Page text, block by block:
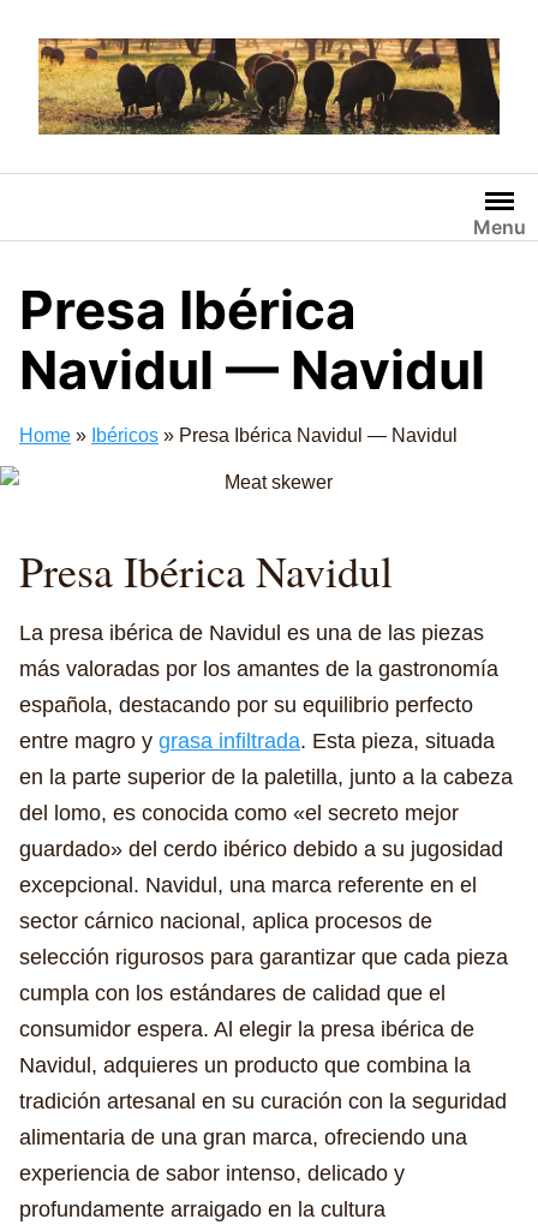
contenido
Menu
Presa Ibérica
Navidul — Navidul
Home » Ibéricos » Presa Ibérica Navidul — Navidul
Presa Ibérica Navidul
La presa ibérica de Navidul es una de las piezas
más valoradas por los amantes de la gastronomía
española, destacando por su equilibrio perfecto
entre magro y grasa infiltrada. Esta pieza, situada
en la parte superior de la paletilla, junto a la cabeza
del lomo, es conocida como «el secreto mejor
guardado» del cerdo ibérico debido a su jugosidad
excepcional. Navidul, una marca referente en el
sector cárnico nacional, aplica procesos de
selección rigurosos para garantizar que cada pieza
cumpla con los estándares de calidad que el
consumidor espera. Al elegir la presa ibérica de
Navidul, adquieres un producto que combina la
tradición artesanal en su curación con la seguridad
alimentaria de una gran marca, ofreciendo una
experiencia de sabor intenso, delicado y
profundamente arraigado en la cultura